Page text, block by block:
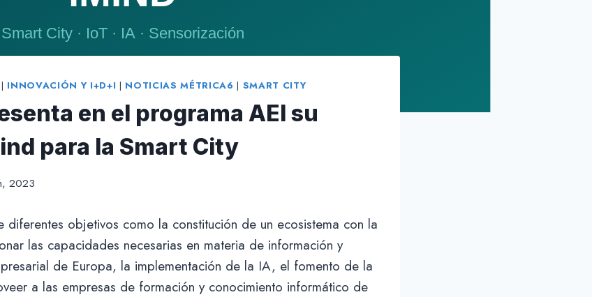
| INNOVACIÓN Y I+D+I | NOTICIAS MÉTRICA6 | SMART CITY
en el programa AEI su
para la Smart City
2023
diferentes objetivos como la constitución de un ecosistema con la
las capacidades necesarias en materia de información y
de Europa, la implementación de la IA, el fomento de la
a las empresas de formación y conocimiento informático de